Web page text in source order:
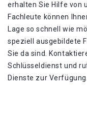
erhalten Sie Hilfe von
Fachleute können
Lage so schnell wie
speziell ausgebildete
Sie da sind.
Schlüsseldienst und
Dienste zur Verfügung.